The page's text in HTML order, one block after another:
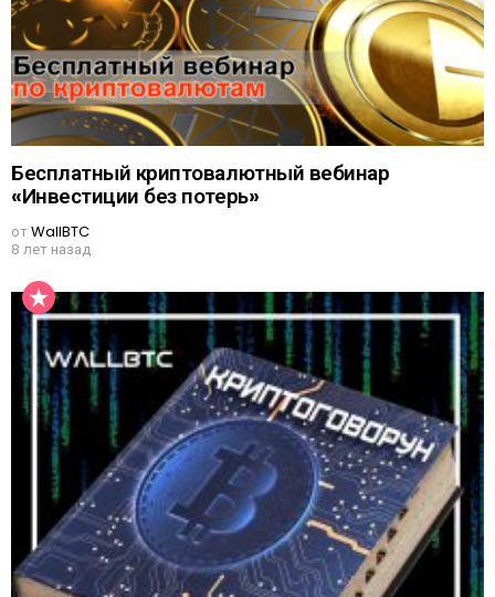
Бесплатный криптовалютный вебинар
«Инвестиции без потерь»
отWallBTC
8 лет назад